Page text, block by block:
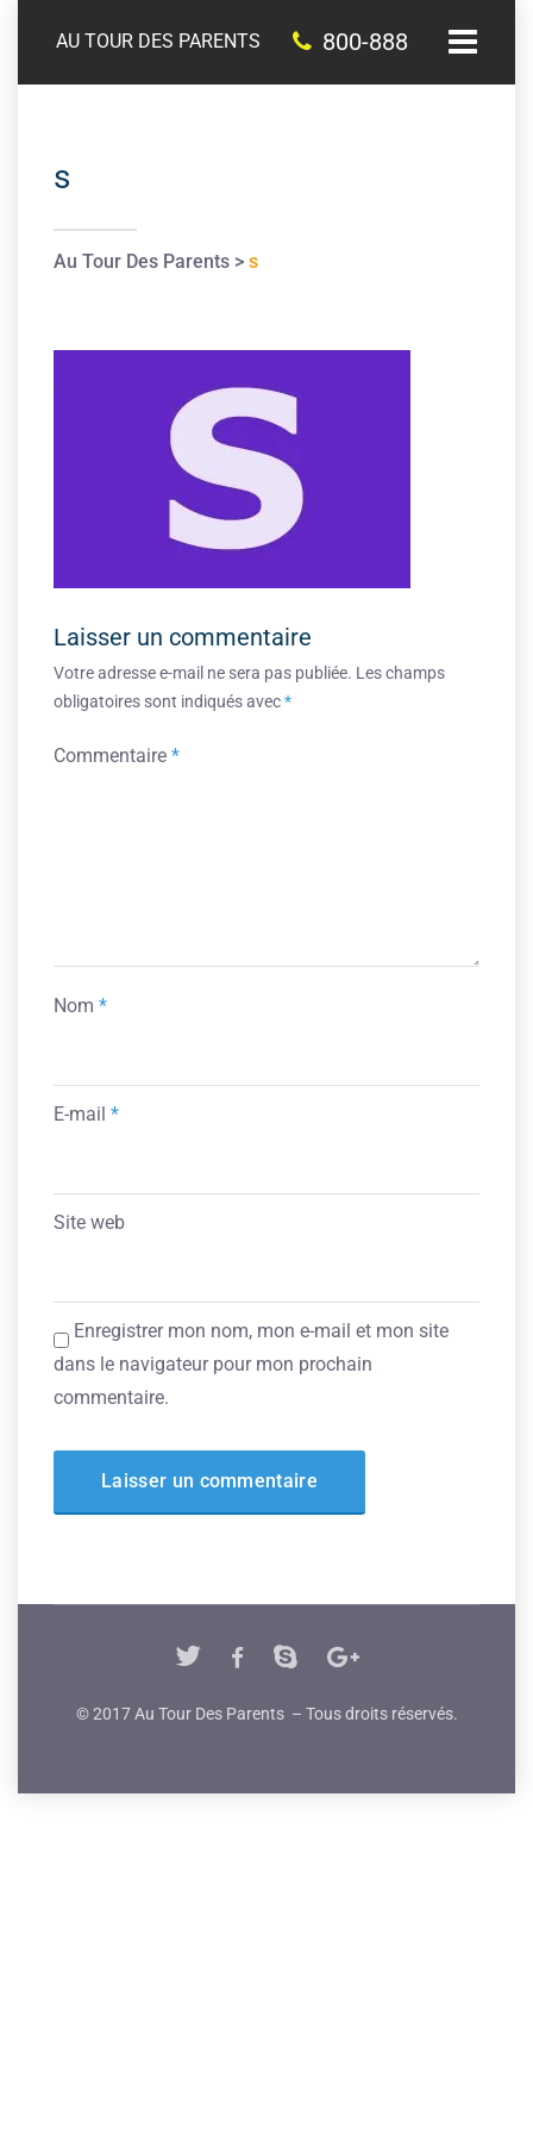
AU TOUR DES PARENTS 800-888
s
Au Tour Des Parents > s
Laisser un commentaire
Votre adresse e-mail ne sera pas publiée. Les champs
obligatoires sont indiqués avec*
Commentaire *
Nom *
E-mail *
Site web
Enregistrer mon nom, mon e-mail et mon site
dans le navigateur pour mon prochain
commentaire.
© 2017 Au Tour Des Parents – Tous droits réservés.